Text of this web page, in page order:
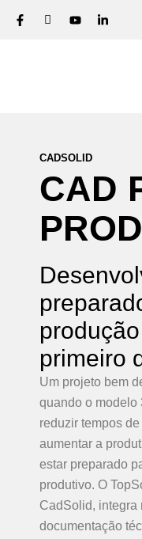
CADSOLID
CAD
PROD
primeiro
Um projeto bem
quando o modelo
reduzir tempos
aumentar a
estar preparado
produtivo. O
CadSolid, integra
documentação